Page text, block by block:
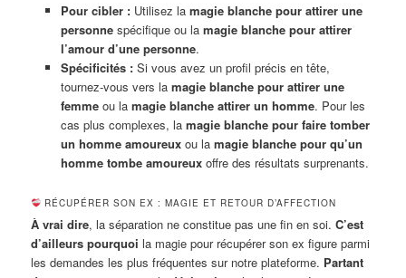
Pour cibler :Utilisez la magie blanche pour attirer une
personnespécifique ou la magie blanche pour attirer
l’amour d’une personne.
Spécificités :Si vous avez un profil précis en tête,
tournez-vous vers la magie blanche pour attirer une
femmeou la magie blanche attirer un homme. Pour les
cas plus complexes, la magie blanche pour faire tomber
un homme amoureuxou la magie blanche pour qu’un
homme tombe amoureuxoffre des résultats surprenants.
RÉCUPÉRER SON EX : MAGIE ET RETOUR D’AFFECTION
À vrai dire, la séparation ne constitue pas une fin en soi.C’est
d’ailleurs pourquoi la magie pour récupérer son ex figure parmi
les demandes les plus fréquentes sur notre plateforme. Partant